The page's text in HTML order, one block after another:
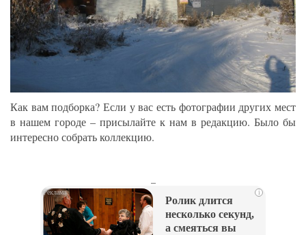
Как вам подборка? Если у вас есть фотографии других мест
в нашем городе – присылайте к нам в редакцию. Было бы
интересно собрать коллекцию.
i
Ролик длится
несколько секунд,
а смеяться вы